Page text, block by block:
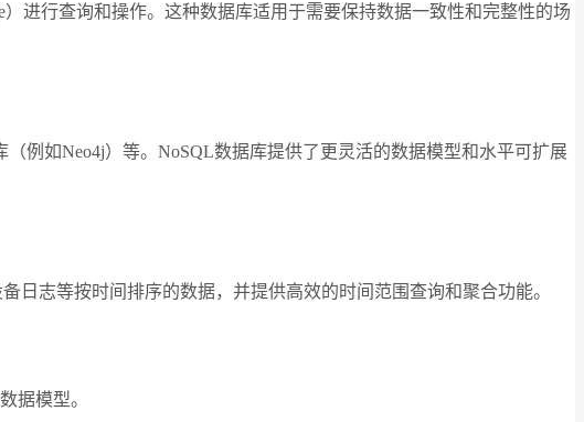
）进行查询和操作。这种数据库适用于需要保持数据一致性和完整性的场
例如Neo4j）等。NoSQL数据库提供了更灵活的数据模型和水平可扩展
日志等按时间排序的数据，并提供高效的时间范围查询和聚合功能。
据模型。